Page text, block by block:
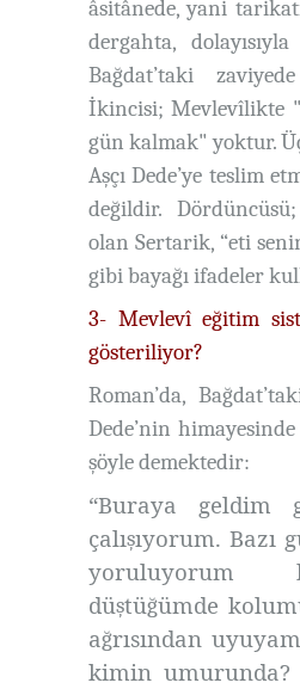
âsitânede, yani
dergahta,
Bağdat’taki
İkincisi; Mevlevîlikte
gün kalmak" yoktur.
Aşçı Dede’ye teslim
değildir.
olan Sertarik, “eti
gibi bayağı ifadeler
3- Mevlevî eğitim
gösteriliyor?
Roman’da,
Dede’nin
şöyle demektedir:
“Buraya
çalışıyorum. Bazı
düştüğümde
ağrısından
kimin umurunda?